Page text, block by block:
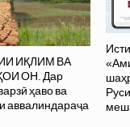
ИҚЛИМ ВА
ОН. Дар
ҳаво ва
аввалиндараҷа